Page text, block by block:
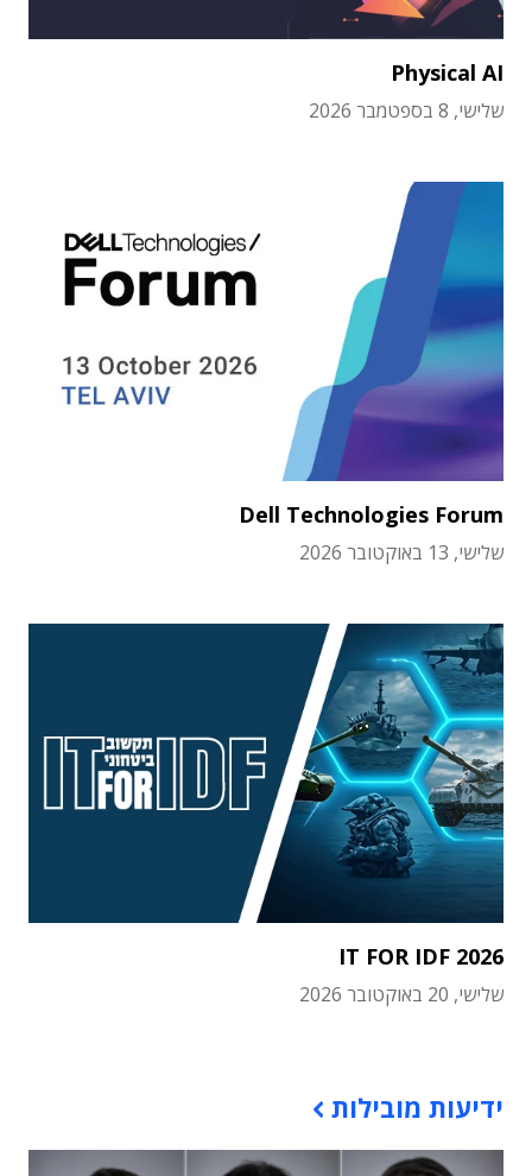
Physical AI
שלישי, 8 בספטמבר 2026
Dell Technologies Forum
שלישי, 13 באוקטובר 2026
IT FOR IDF 2026
שלישי, 20 באוקטובר 2026
ידיעות מובילות